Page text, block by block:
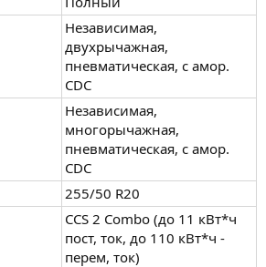
Независимая,
двухрычажная,
пневматическая, с амор.
CDC
Независимая,
многорычажная,
пневматическая, с амор.
CDC
255/50 R20
CCS 2 Combo (до 11 кВт*ч
пост, ток, до 110 кВт*ч -
перем, ток)